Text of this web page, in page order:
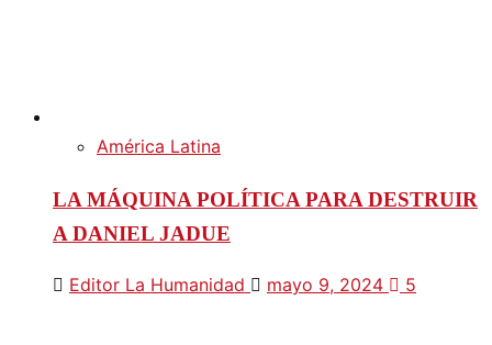
América Latina
LA MÁQUINA POLÍTICA PARA DESTRUIR
A DANIEL JADUE
Editor La Humanidad mayo 9, 2024 5